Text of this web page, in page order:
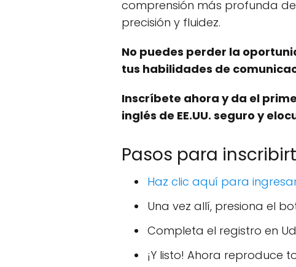
comprensión más profunda
precisión y fluidez.
No puedes perder la
tus habilidades de
Inscríbete ahora y da el
inglés de EE.UU. seguro y
Pasos para
Haz clic aquí para
Una vez allí, presiona el
Completa el registro en
¡Y listo! Ahora reproduce